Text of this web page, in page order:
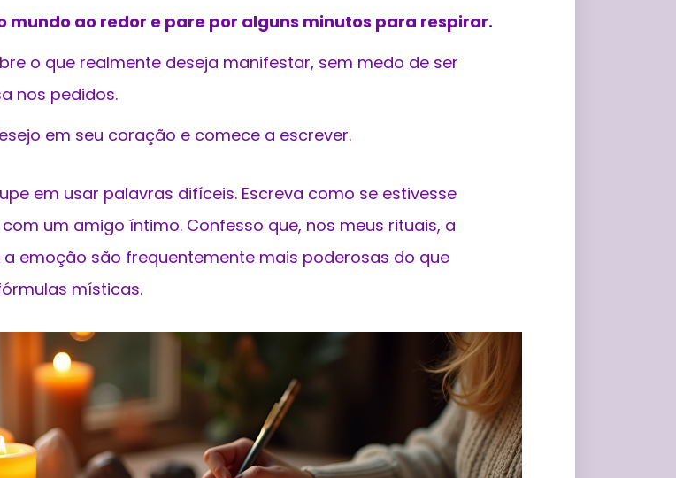
mundo ao redor e pare por alguns minutos para respirar.
o que realmente deseja manifestar, sem medo de ser
nos pedidos.
em seu coração e comece a escrever.
em usar palavras difíceis. Escreva como se estivesse
um amigo íntimo. Confesso que, nos meus rituais, a
a emoção são frequentemente mais poderosas do que
místicas.